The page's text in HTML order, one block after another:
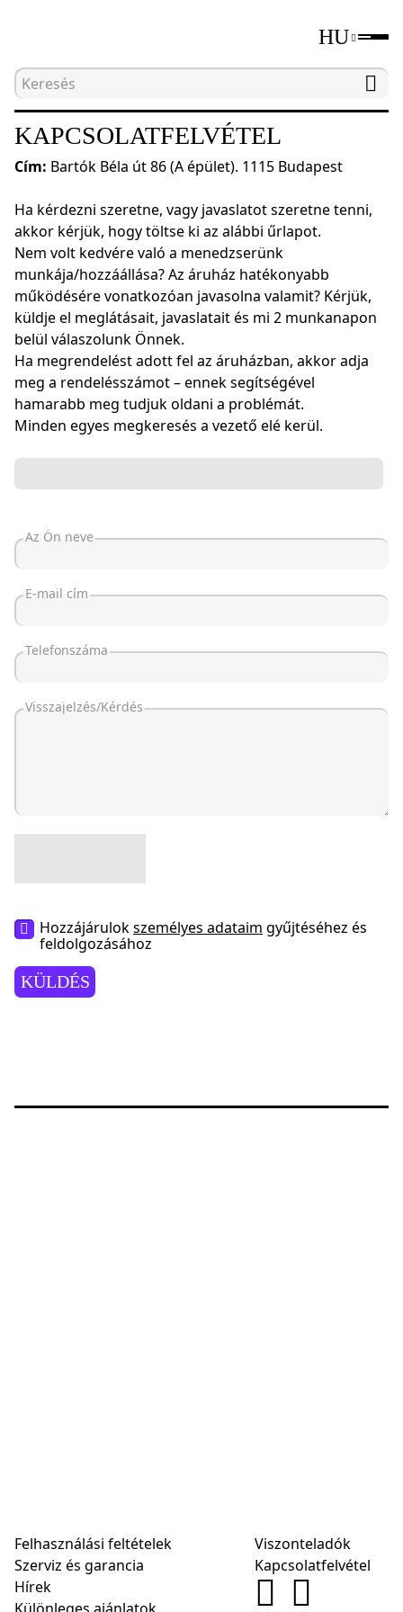
HU
Kezdőlap
KAPCSOLATFELVÉTEL
Cím: Bartók Béla út 86 (A épület). 1115 Budapest
Ha kérdezni szeretne, vagy javaslatot szeretne tenni,
akkor kérjük, hogy töltse ki az alábbi űrlapot.
Nem volt kedvére való a menedzserünk
munkája/hozzáállása? Az áruház hatékonyabb
működésére vonatkozóan javasolna valamit? Kérjük,
küldje el meglátásait, javaslatait és mi 2 munkanapon
belül válaszolunk Önnek.
Ha megrendelést adott fel az áruházban, akkor adja
meg a rendelésszámot – ennek segítségével
hamarabb meg tudjuk oldani a problémát.
Minden egyes megkeresés a vezető elé kerül.
Hozzájárulokszemélyes adataim gyűjtéséhez és
feldolgozásához
KÜLDÉS
Felhasználási feltételek
Szerviz és garancia
Hírek
Viszonteladók
Kapcsolatfelvétel